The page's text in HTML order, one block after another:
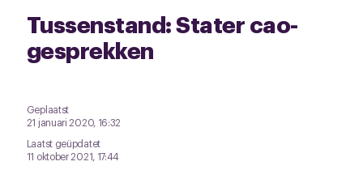
Tussenstand: Stater cao-
gesprekken
Geplaatst
21 januari 2020, 16:32
Laatst geüpdatet
11 oktober 2021, 17:44